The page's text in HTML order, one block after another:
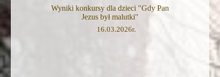
Wyniki konkursy dla dzieci "Gdy Pan
Jezus był malutki"
16.03.2026r.